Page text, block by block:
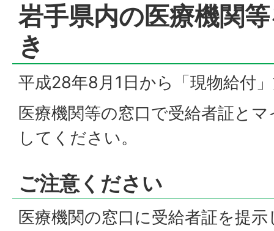
岩手県内の医療機関
き
平成28年8月1日から「現物給付
医療機関等の窓口で受給者証と
してください。
ご注意ください
医療機関の窓口に受給者証を提